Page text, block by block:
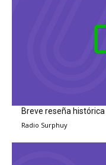
Breve reseña
Radio Surphuy